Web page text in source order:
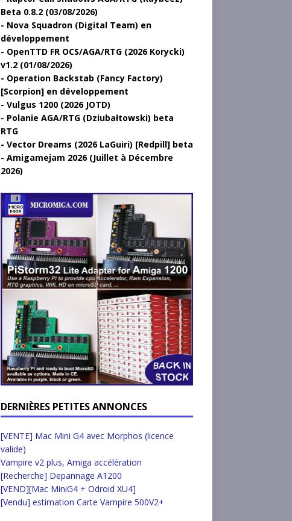
Beta 0.8.2 (03/08/2026)
Nova Squadron (Digital Team) en
développement
OpenTTD FR OCS/AGA/RTG (2026 Korycki)
v1.2 (01/08/2026)
Operation Backstab (Fancy Factory)
[Scorpion] en développement
Vulgus 1200 (2026 JOTD)
Polanie AGA/RTG (Dziubałtowski) beta
RTG
Vector Dreams (2026 LaGuiri) [Redpill] beta
Amigamejam 2026 (Juillet à Décembre
2026)
DERNIÈRES PETITES ANNONCES
[VENTE] Mac Mini G4 avec Morphos (licence
valide)
Vampire v2 plus, Amiga accélération
[Recherche] Depannage A1200
[VEND][Mac MiniG4 + Odroid XU4]
[Vendu] estimation Carte Vampire 500V2+